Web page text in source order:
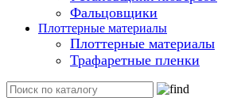
Фальцовщики
Плоттерные материалы
Плоттерные материалы
Трафаретные пленки